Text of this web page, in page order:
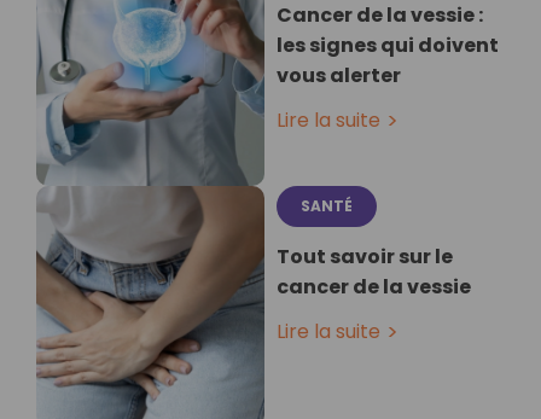
Cancer de la vessie :
les signes qui doivent
vous alerter
Lire la suite
SANTÉ
Tout savoir sur le
cancer de la vessie
Lire la suite